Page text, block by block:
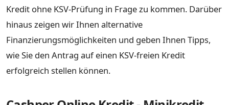
Kredit ohne KSV-Prüfung in Frage zu kommen. Darüber
hinaus zeigen wir Ihnen alternative
Finanzierungsmöglichkeiten und geben Ihnen Tipps,
wie Sie den Antrag auf einen KSV-freien Kredit
erfolgreich stellen können.